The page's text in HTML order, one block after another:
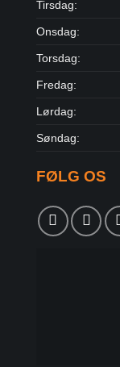
Tirsdag:
Onsdag:
Torsdag:
Fredag:
Lørdag:
Søndag:
FØLG OS